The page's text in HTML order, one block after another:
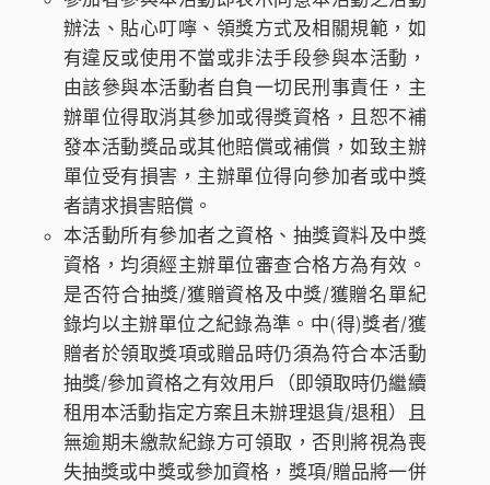
辦法、貼心叮嚀、領獎方式及相關規範，如
有違反或使用不當或非法手段參與本活動，
由該參與本活動者自負一切民刑事責任，主
辦單位得取消其參加或得獎資格，且恕不補
發本活動獎品或其他賠償或補償，如致主辦
單位受有損害，主辦單位得向參加者或中獎
者請求損害賠償。
本活動所有參加者之資格、抽獎資料及中獎
資格，均須經主辦單位審查合格方為有效。
是否符合抽獎/獲贈資格及中獎/獲贈名單紀
錄均以主辦單位之紀錄為準。中(得)獎者/獲
贈者於領取獎項或贈品時仍須為符合本活動
抽獎/參加資格之有效用戶（即領取時仍繼續
租用本活動指定方案且未辦理退貨/退租）且
無逾期未繳款紀錄方可領取，否則將視為喪
失抽獎或中獎或參加資格，獎項/贈品將一併